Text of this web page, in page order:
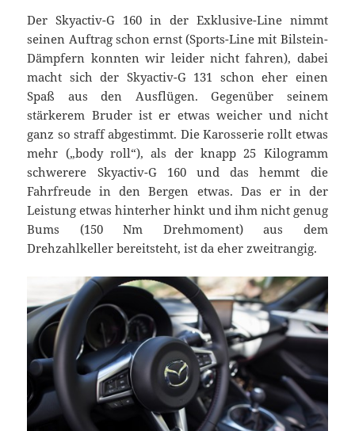
Der Skyactiv-G 160 in der Exklusive-Line nimmt
seinen Auftrag schon ernst (Sports-Line mit Bilstein-
Dämpfern konnten wir leider nicht fahren), dabei
macht sich der Skyactiv-G 131 schon eher einen
Spaß aus den Ausflügen. Gegenüber seinem
stärkerem Bruder ist er etwas weicher und nicht
ganz so straff abgestimmt. Die Karosserie rollt etwas
mehr („body roll“), als der knapp 25 Kilogramm
schwerere Skyactiv-G 160 und das hemmt die
Fahrfreude in den Bergen etwas. Das er in der
Leistung etwas hinterher hinkt und ihm nicht genug
Bums (150 Nm Drehmoment) aus dem
Drehzahlkeller bereitsteht, ist da eher zweitrangig.